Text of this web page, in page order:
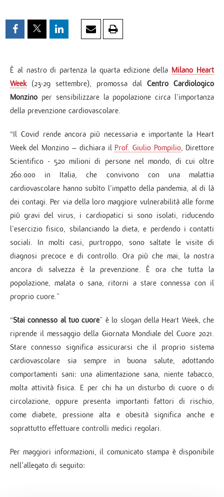
È al nastro di partenza la quarta edizione della Milano Heart
Week (23-29 settembre), promossa dal Centro Cardiologico
Monzino per sensibilizzare la popolazione circa l’importanza
della prevenzione cardiovascolare.
“Il Covid rende ancora più necessaria e importante la Heart
Week del Monzino – dichiara il Prof. Giulio Pompilio, Direttore
Scientifico - 520 milioni di persone nel mondo, di cui oltre
260.000 in Italia, che convivono con una malattia
cardiovascolare hanno subìto l’impatto della pandemia, al di là
dei contagi. Per via della loro maggiore vulnerabilità alle forme
più gravi del virus, i cardiopatici si sono isolati, riducendo
l’esercizio fisico, sbilanciando la dieta, e perdendo i contatti
sociali. In molti casi, purtroppo, sono saltate le visite di
diagnosi precoce e di controllo. Ora più che mai, la nostra
ancora di salvezza è la prevenzione. È ora che tutta la
popolazione, malata o sana, ritorni a stare connessa con il
proprio cuore.”
“Stai connesso al tuo cuore” è lo slogan della Heart Week, che
riprende il messaggio della Giornata Mondiale del Cuore 2021.
Stare connesso significa assicurarsi che il proprio sistema
cardiovascolare sia sempre in buona salute, adottando
comportamenti sani: una alimentazione sana, niente tabacco,
molta attività fisica. E per chi ha un disturbo di cuore o di
circolazione, oppure presenta importanti fattori di rischio,
come diabete, pressione alta e obesità significa anche e
soprattutto effettuare controlli medici regolari.
Per maggiori informazioni, il comunicato stampa è disponibile
nell'allegato di seguito: